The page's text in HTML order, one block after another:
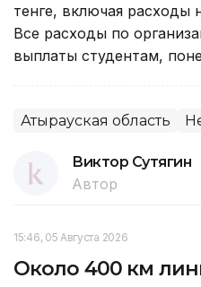
тенге, включая расходы
Все расходы по
выплаты студентам,
Атырауская область
Виктор Сутягин
Автор
15:46, 05 Августа 2026
Около 400 км